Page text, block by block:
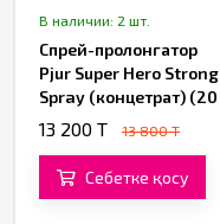
В наличии: 2 шт.
Спрей-пролонгатор
Pjur Super Hero Strong
Spray (концетрат) (20
ML)
13 200 T 13 800 T
Себетке қосу